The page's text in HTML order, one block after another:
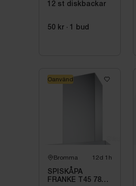
12 st diskbackar
50 kr · 1 bud
Bromma 12d 1h
SPISKÅPA
FRANKE T45 782-
Oanvänd